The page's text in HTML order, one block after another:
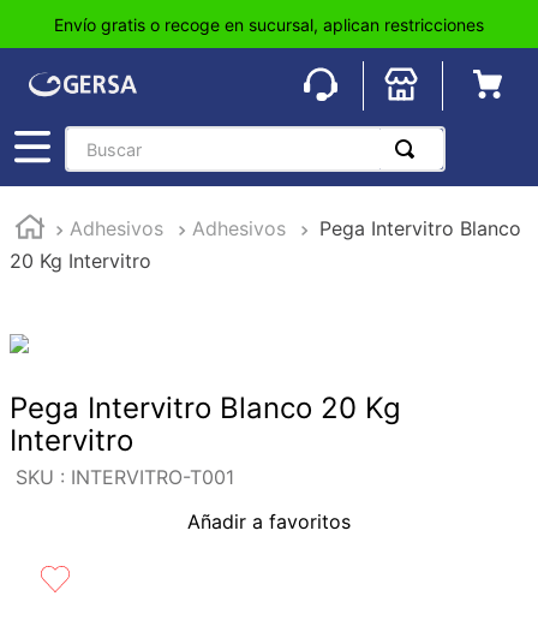
Envío gratis o recoge en sucursal, aplican restricciones
Buscar
Adhesivos Adhesivos
Pega Intervitro Blanco
20 Kg Intervitro
Pega Intervitro Blanco 20 Kg
Intervitro
: INTERVITRO-T001
Añadir a favoritos
1.
pisos
2.
loseta
5.
lavabo
6.
wc
7 .
wpc